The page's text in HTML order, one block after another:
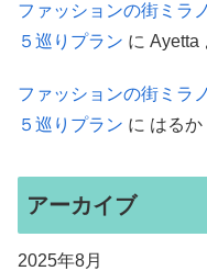
ファッションの街ミラ
５巡りプラン に Ayetta
ファッションの街ミラ
５巡りプラン に はるか
アーカイブ
2025年8月